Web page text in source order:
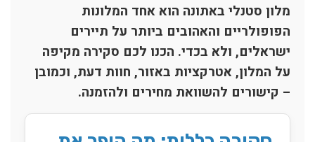
מלון סטנלי באתונה הוא אחד המלונות
הפופולריים והאהובים ביותר על תיירים
ישראלים, ולא בכדי. הכנו לכם סקירה מקיפה
על המלון, אטרקציות באזור, חוות דעת, וכמובן
– קישורים להשוואת מחירים ולהזמנה.